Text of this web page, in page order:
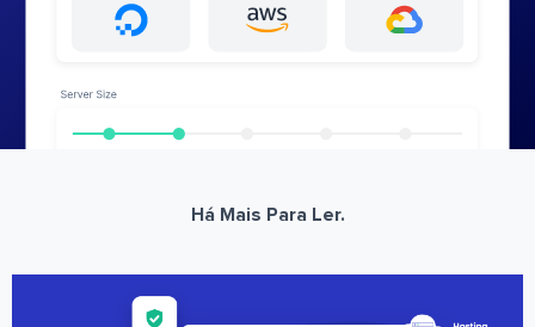
Há Mais Para Ler.